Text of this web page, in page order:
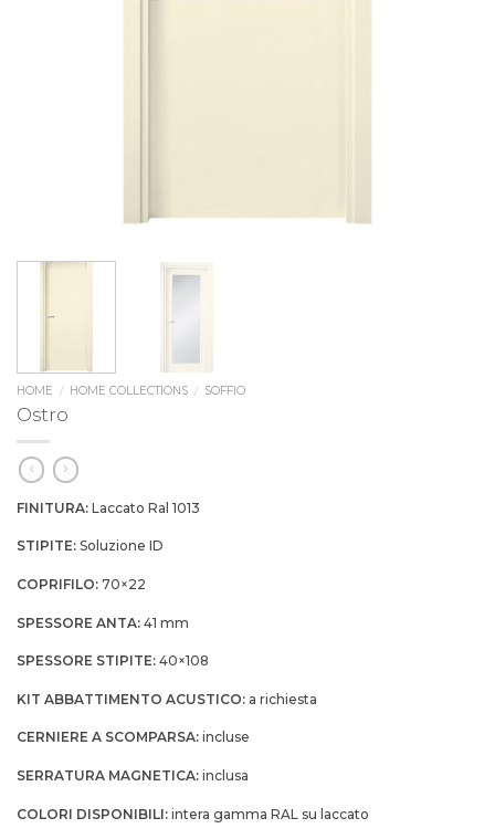
HOME / HOME COLLECTIONS / SOFFIO
Ostro
FINITURA: Laccato Ral 1013
STIPITE: Soluzione ID
COPRIFILO: 70×22
SPESSORE ANTA: 41 mm
SPESSORE STIPITE: 40×108
KIT ABBATTIMENTO ACUSTICO: a richiesta
CERNIERE A SCOMPARSA: incluse
SERRATURA MAGNETICA: inclusa
COLORI DISPONIBILI: intera gamma RAL su laccato